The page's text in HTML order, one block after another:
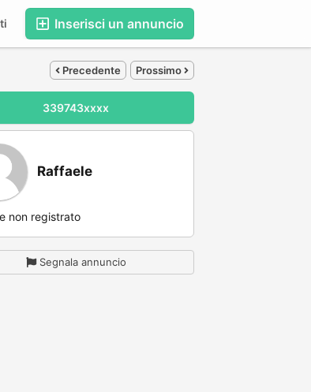
Inserisci un annuncio
Precedente Prossimo
339743xxxx
Raffaele
non registrato
Segnala annuncio